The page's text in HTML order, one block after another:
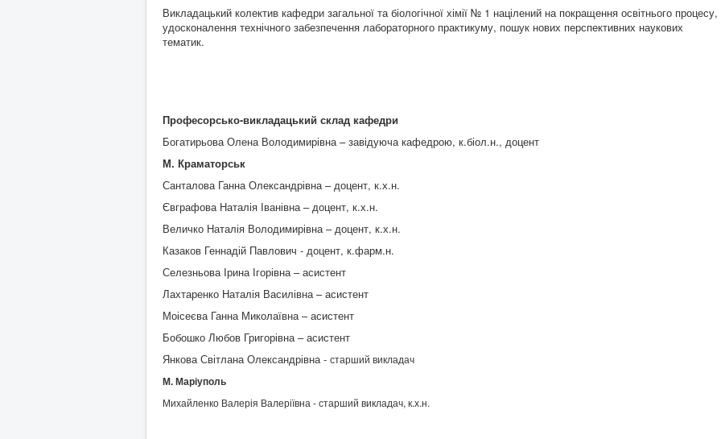
Викладацький колектив кафедри загальної та біологічної хімії № 1 націлений на покращення освітнього процесу,
удосконалення технічного забезпечення лабораторного практикуму, пошук нових перспективних наукових
тематик.
Професорсько-викладацький склад кафедри
Богатирьова Олена Володимирівна – завідуюча кафедрою, к.біол.н., доцент
М. Краматорськ
Санталова Ганна Олександрівна – доцент, к.х.н.
Євграфова Наталія Іванівна – доцент, к.х.н.
Величко Наталія Володимирівна – доцент, к.х.н.
Казаков Геннадій Павлович - доцент, к.фарм.н.
Селезньова Ірина Ігорівна – асистент
Лахтаренко Наталія Василівна – асистент
Моісеєва Ганна Миколаївна – асистент
Бобошко Любов Григорівна – асистент
Янкова Світлана Олександрівна - старший викладач
М. Маріуполь
Михайленко Валерія Валеріївна - старший викладач, к.х.н.